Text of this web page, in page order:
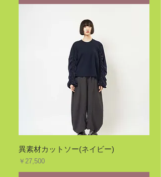
異素材カットソー(ネイビー)
価格
￥27,500